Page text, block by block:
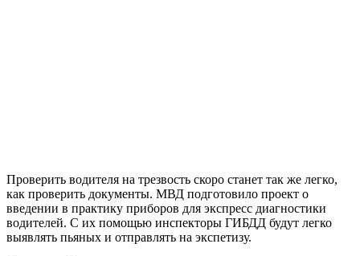
Проверить водителя на трезвость скоро станет так же легко,
как проверить документы. МВД подготовило проект о
введении в практику приборов для экспресс диагностики
водителей. С их помощью инспекторы ГИБДД будут легко
выявлять пьяных и отправлять на экспетизу.